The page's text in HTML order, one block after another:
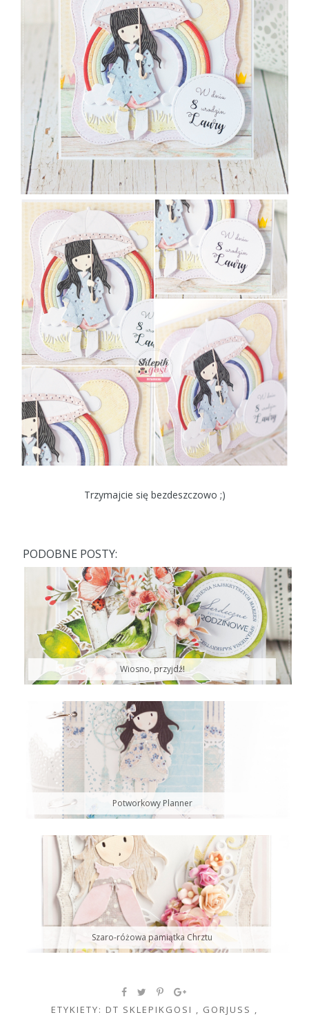
Trzymajcie się bezdeszczowo ;)
PODOBNE POSTY:
Wiosno, przyjdź!
Potworkowy Planner
Szaro-różowa pamiątka Chrztu
ETYKIETY: DT SKLEPIKGOSI GORJUSS